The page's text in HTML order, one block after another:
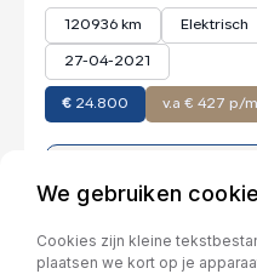
120936 km Elektrisch
27-04-2021
€ 24.800 v.a € 427 p/m
We gebruiken
Cookies zijn kleine
plaatsen we kort op je